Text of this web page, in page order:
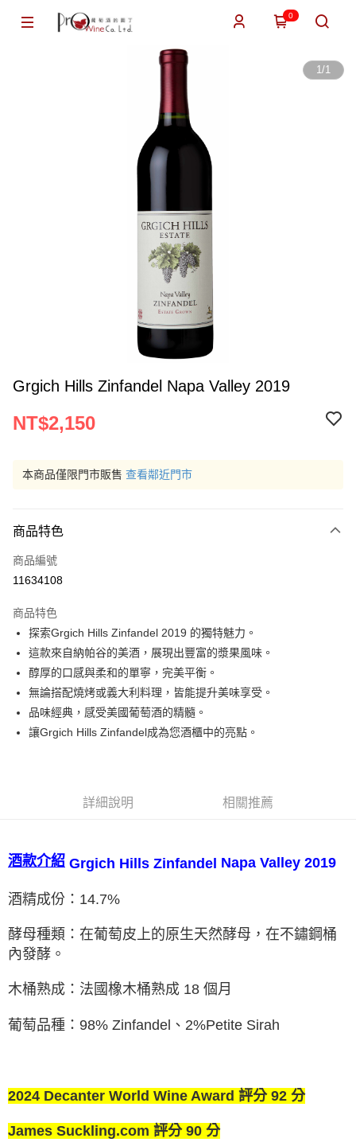
0
1/1
Grgich Hills Zinfandel Napa Valley 2019
NT$2,150
本商品僅限門市販售 查看鄰近門市
商品特色
商品編號
11634108
商品特色
探索Grgich Hills Zinfandel 2019 的獨特魅力。
這款來自納帕谷的美酒，展現出豐富的漿果風味。
醇厚的口感與柔和的單寧，完美平衡。
無論搭配燒烤或義大利料理，皆能提升美味享受。
品味經典，感受美國葡萄酒的精髓。
讓Grgich Hills Zinfandel成為您酒櫃中的亮點。
詳細說明 相關推薦
酒款介紹 Grgich Hills Zinfandel Napa Valley 2019
酒精成份：14.7%
酵母種類：在葡萄皮上的原生天然酵母，在不鏽鋼桶
內發酵。
木桶熟成：法國橡木桶熟成 18 個月
葡萄品種：98% Zinfandel、2%Petite Sirah
2024 Decanter World Wine Award 評分 92 分
James Suckling.com 評分 90 分